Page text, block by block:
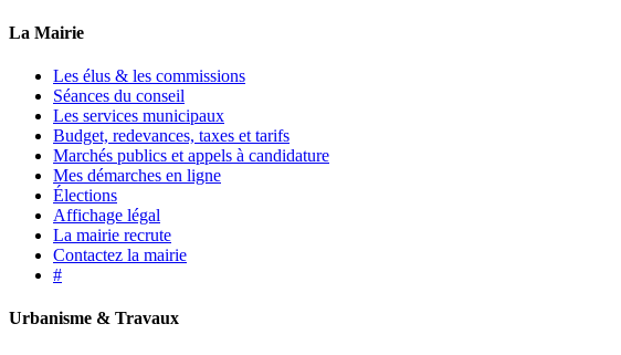
La Mairie
Les élus & les commissions
Séances du conseil
Les services municipaux
Budget, redevances, taxes et tarifs
Marchés publics et appels à candidature
Mes démarches en ligne
Élections
Affichage légal
La mairie recrute
Contactez la mairie
#
Urbanisme & Travaux